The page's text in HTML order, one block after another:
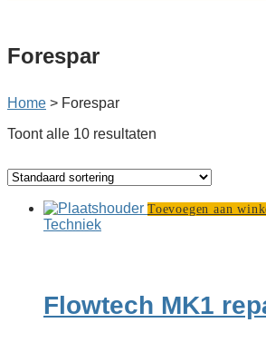
Forespar
Home > Forespar
Toont alle 10 resultaten
Toevoegen aan
Techniek
Flowtech MK1